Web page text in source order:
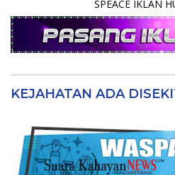
SPEACE IKLAN
KEJAHATAN ADA